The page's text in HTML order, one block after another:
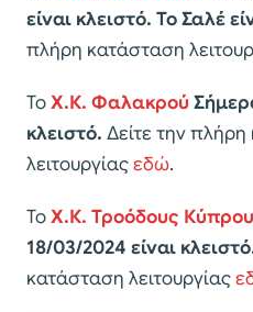
είναι κλειστό. Το Σαλέ
πλήρη κατάσταση
ΤοΧ.Κ. Φαλακρού
κλειστό. Δείτε την
λειτουργίαςεδώ.
ΤοΧ.Κ. Τροόδους Κύπρου
18/03/2024 είναι
κατάσταση λειτουργίας